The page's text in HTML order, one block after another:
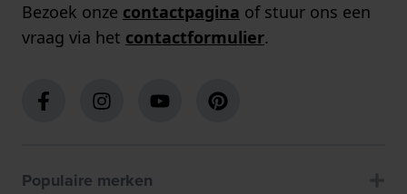
Bezoek onze contactpagina of stuur ons een
vraag via het contactformulier.
Populaire merken